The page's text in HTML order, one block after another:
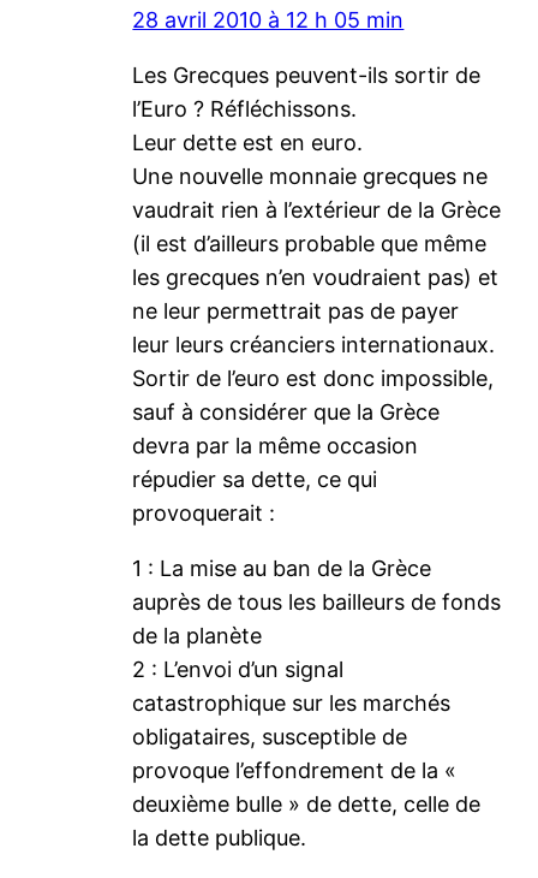
28 avril 2010 à 12 h 05 min
Les Grecques peuvent-ils sortir de
l’Euro ? Réfléchissons.
Leur dette est en euro.
Une nouvelle monnaie grecques ne
vaudrait rien à l’extérieur de la Grèce
(il est d’ailleurs probable que même
les grecques n’en voudraient pas) et
ne leur permettrait pas de payer
leur leurs créanciers internationaux.
Sortir de l’euro est donc impossible,
sauf à considérer que la Grèce
devra par la même occasion
répudier sa dette, ce qui
provoquerait :
1 : La mise au ban de la Grèce
auprès de tous les bailleurs de fonds
de la planète
2 : L’envoi d’un signal
catastrophique sur les marchés
obligataires, susceptible de
provoque l’effondrement de la «
deuxième bulle » de dette, celle de
la dette publique.